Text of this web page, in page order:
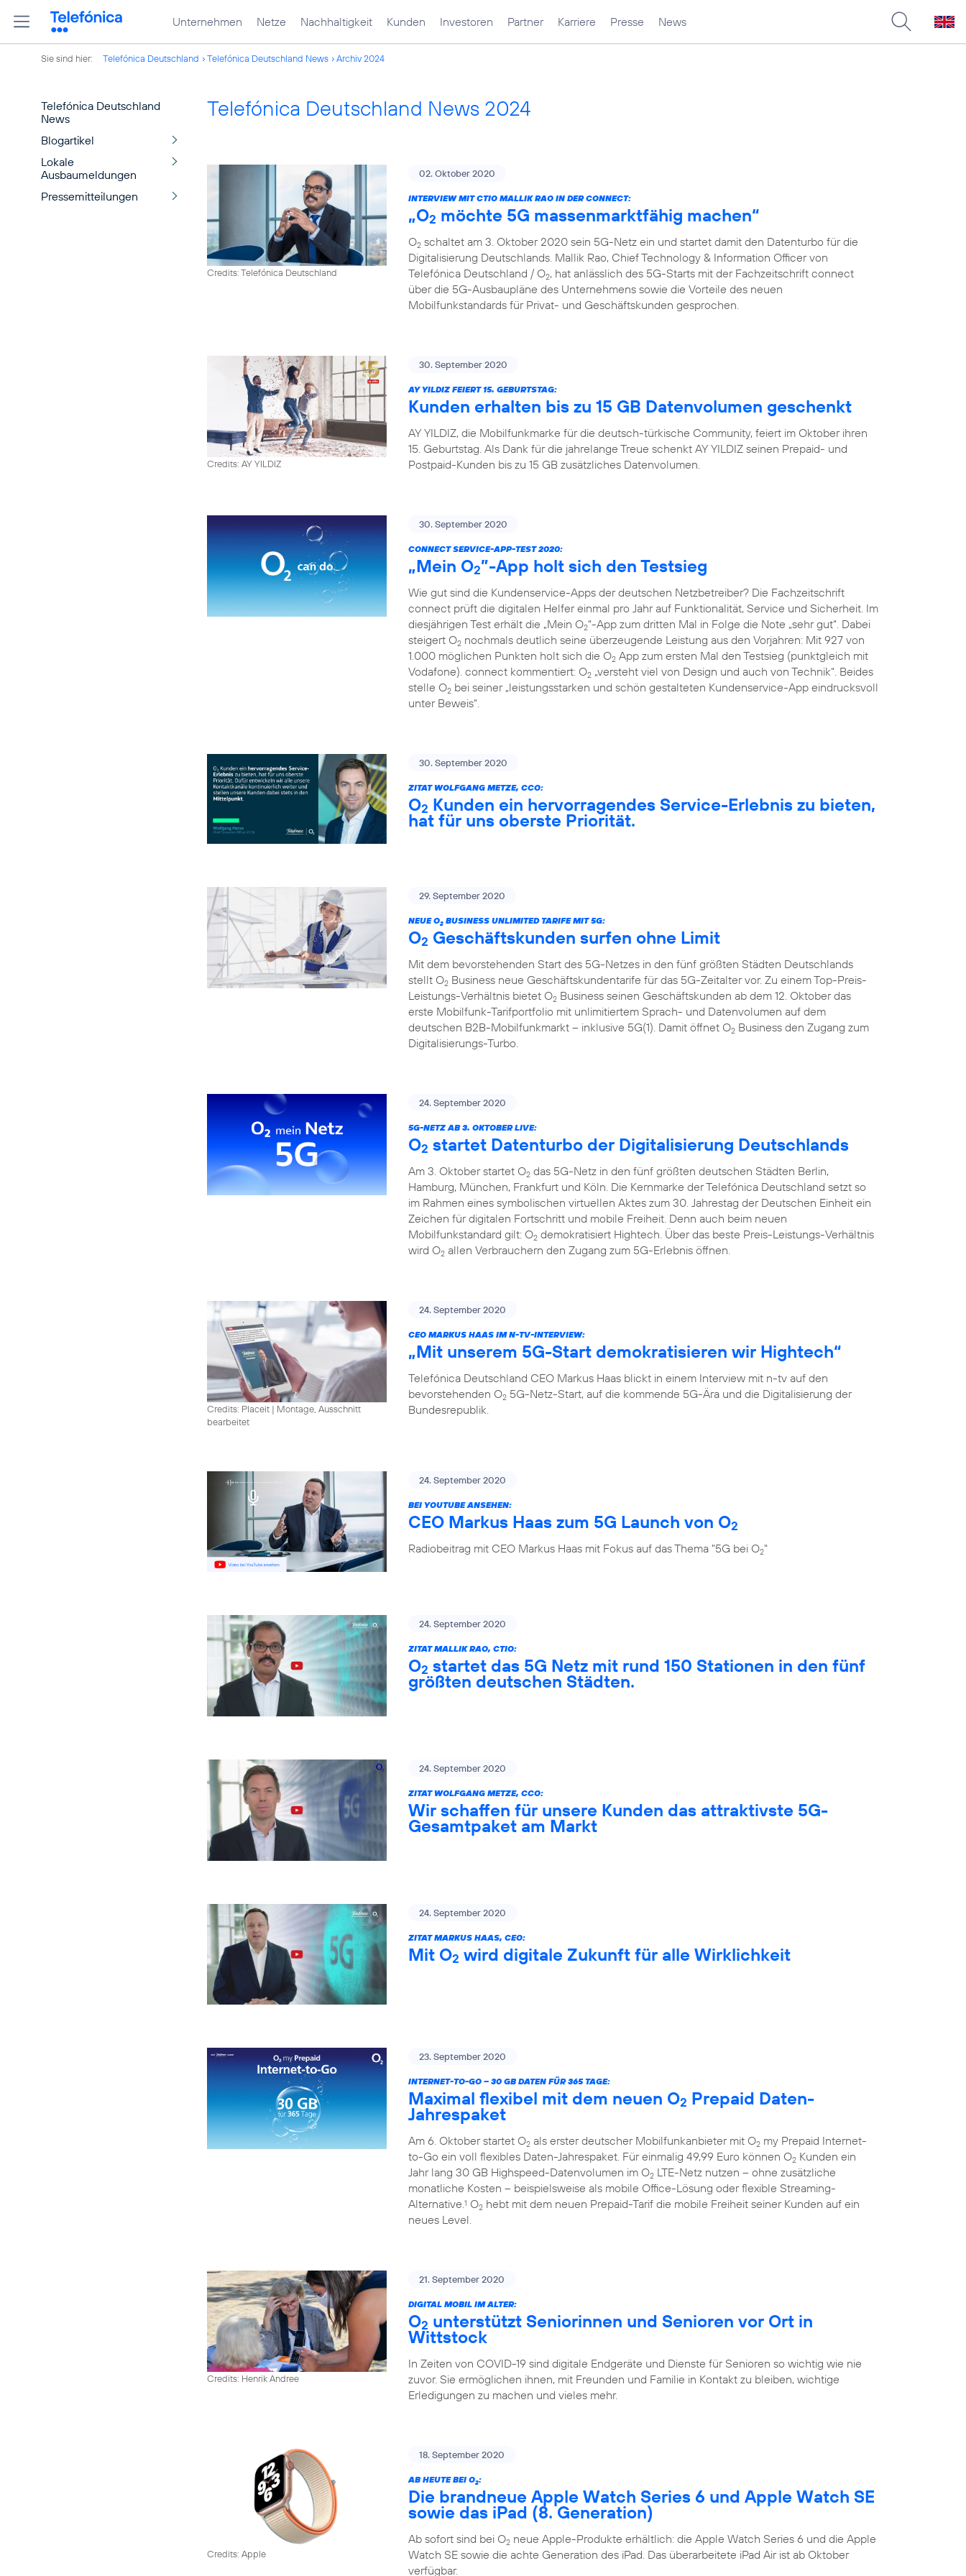
Unternehmen Netze Nachhaltigkeit Kunden Investoren Partner Karriere Presse News
Sie sind hier: Telefónica Deutschland Telefónica Deutschland News Archiv 2024
Telefónica Deutschland
News
Blogartikel
Lokale
Ausbaumeldungen
Pressemitteilungen
Telefónica Deutschland News 2024
Credits: Telefónica Deutschland
02. Oktober 2020
INTERVIEW MIT CTIO MALLIK RAO IN DER CONNECT:
„O2 möchte 5G massenmarktfähig machen“
O2 schaltet am 3. Oktober 2020 sein 5G-Netz ein und startet damit den Datenturbo für die
Digitalisierung Deutschlands. Mallik Rao, Chief Technology & Information Officer von
Telefónica Deutschland / O2, hat anlässlich des 5G-Starts mit der Fachzeitschrift connect
über die 5G-Ausbaupläne des Unternehmens sowie die Vorteile des neuen
Mobilfunkstandards für Privat- und Geschäftskunden gesprochen.
Credits: AY YILDIZ
30. September 2020
AY YILDIZ FEIERT 15. GEBURTSTAG:
Kunden erhalten bis zu 15 GB Datenvolumen geschenkt
AY YILDIZ, die Mobilfunkmarke für die deutsch-türkische Community, feiert im Oktober ihren
15. Geburtstag. Als Dank für die jahrelange Treue schenkt AY YILDIZ seinen Prepaid- und
Postpaid-Kunden bis zu 15 GB zusätzliches Datenvolumen.
30. September 2020
CONNECT SERVICE-APP-TEST 2020:
„Mein O2”-App holt sich den Testsieg
Wie gut sind die Kundenservice-Apps der deutschen Netzbetreiber? Die Fachzeitschrift
connect prüft die digitalen Helfer einmal pro Jahr auf Funktionalität, Service und Sicherheit. Im
diesjährigen Test erhält die „Mein O2“-App zum dritten Mal in Folge die Note „sehr gut“. Dabei
steigert O2 nochmals deutlich seine überzeugende Leistung aus den Vorjahren: Mit 927 von
1.000 möglichen Punkten holt sich die O2 App zum ersten Mal den Testsieg (punktgleich mit
Vodafone). connect kommentiert: O2 „versteht viel von Design und auch von Technik“. Beides
stelle O2 bei seiner „leistungsstarken und schön gestalteten Kundenservice-App eindrucksvoll
unter Beweis“.
30. September 2020
ZITAT WOLFGANG METZE, CCO:
O2 Kunden ein hervorragendes Service-Erlebnis zu bieten,
hat für uns oberste Priorität.
29. September 2020
NEUE O2 BUSINESS UNLIMITED TARIFE MIT 5G:
O2 Geschäftskunden surfen ohne Limit
Mit dem bevorstehenden Start des 5G-Netzes in den fünf größten Städten Deutschlands
stellt O2 Business neue Geschäftskundentarife für das 5G-Zeitalter vor. Zu einem Top-Preis-
Leistungs-Verhältnis bietet O2 Business seinen Geschäftskunden ab dem 12. Oktober das
erste Mobilfunk-Tarifportfolio mit unlimitiertem Sprach- und Datenvolumen auf dem
deutschen B2B-Mobilfunkmarkt – inklusive 5G(1). Damit öffnet O2 Business den Zugang zum
Digitalisierungs-Turbo.
24. September 2020
5G-NETZ AB 3. OKTOBER LIVE:
O2 startet Datenturbo der Digitalisierung Deutschlands
Am 3. Oktober startet O2 das 5G-Netz in den fünf größten deutschen Städten Berlin,
Hamburg, München, Frankfurt und Köln. Die Kernmarke der Telefónica Deutschland setzt so
im Rahmen eines symbolischen virtuellen Aktes zum 30. Jahrestag der Deutschen Einheit ein
Zeichen für digitalen Fortschritt und mobile Freiheit. Denn auch beim neuen
Mobilfunkstandard gilt: O2 demokratisiert Hightech. Über das beste Preis-Leistungs-Verhältnis
wird O2 allen Verbrauchern den Zugang zum 5G-Erlebnis öffnen.
Credits: Placeit | Montage, Ausschnitt
bearbeitet
24. September 2020
CEO MARKUS HAAS IM N-TV-INTERVIEW:
„Mit unserem 5G-Start demokratisieren wir Hightech“
Telefónica Deutschland CEO Markus Haas blickt in einem Interview mit n-tv auf den
bevorstehenden O2 5G-Netz-Start, auf die kommende 5G-Ära und die Digitalisierung der
Bundesrepublik.
24. September 2020
BEI YOUTUBE ANSEHEN:
CEO Markus Haas zum 5G Launch von O2
Radiobeitrag mit CEO Markus Haas mit Fokus auf das Thema "5G bei O2"
24. September 2020
ZITAT MALLIK RAO, CTIO:
O2 startet das 5G Netz mit rund 150 Stationen in den fünf
größten deutschen Städten.
24. September 2020
ZITAT WOLFGANG METZE, CCO:
Wir schaffen für unsere Kunden das attraktivste 5G-
Gesamtpaket am Markt
24. September 2020
ZITAT MARKUS HAAS, CEO:
Mit O2 wird digitale Zukunft für alle Wirklichkeit
23. September 2020
INTERNET-TO-GO – 30 GB DATEN FÜR 365 TAGE:
Maximal flexibel mit dem neuen O2 Prepaid Daten-
Jahrespaket
Am 6. Oktober startet O2 als erster deutscher Mobilfunkanbieter mit O2 my Prepaid Internet-
to-Go ein voll flexibles Daten-Jahrespaket. Für einmalig 49,99 Euro können O2 Kunden ein
Jahr lang 30 GB Highspeed-Datenvolumen im O2 LTE-Netz nutzen – ohne zusätzliche
monatliche Kosten – beispielsweise als mobile Office-Lösung oder flexible Streaming-
Alternative.1 O2 hebt mit dem neuen Prepaid-Tarif die mobile Freiheit seiner Kunden auf ein
neues Level.
Credits: Henrik Andree
21. September 2020
DIGITAL MOBIL IM ALTER:
O2 unterstützt Seniorinnen und Senioren vor Ort in
Wittstock
In Zeiten von COVID-19 sind digitale Endgeräte und Dienste für Senioren so wichtig wie nie
zuvor. Sie ermöglichen ihnen, mit Freunden und Familie in Kontakt zu bleiben, wichtige
Erledigungen zu machen und vieles mehr.
Credits: Apple
18. September 2020
AB HEUTE BEI O2:
Die brandneue Apple Watch Series 6 und Apple Watch SE
sowie das iPad (8. Generation)
Ab sofort sind bei O2 neue Apple-Produkte erhältlich: die Apple Watch Series 6 und die Apple
Watch SE sowie die achte Generation des iPad. Das überarbeitete iPad Air ist ab Oktober
verfügbar.